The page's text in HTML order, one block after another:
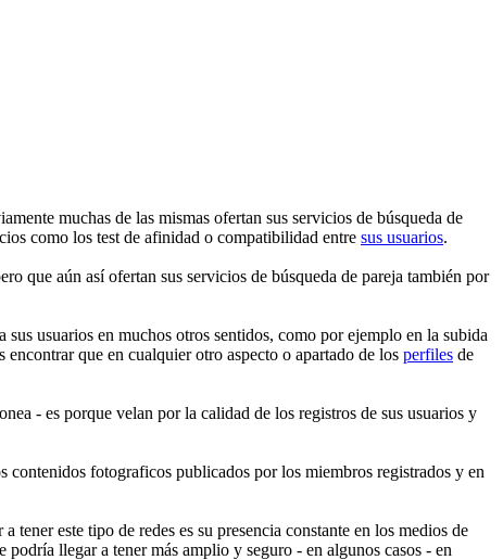
muchas de las mismas ofertan sus servicios de búsqueda de
como los test de afinidad o compatibilidad entre sus usuarios.
que aún así ofertan sus servicios de búsqueda de pareja también por
usuarios en muchos otros sentidos, como por ejemplo en la subida
encontrar que en cualquier otro aspecto o apartado de los perfiles de
- es porque velan por la calidad de los registros de sus usuarios y
contenidos fotograficos publicados por los miembros registrados y en
este tipo de redes es su presencia constante en los medios de
llegar a tener más amplio y seguro - en algunos casos - en